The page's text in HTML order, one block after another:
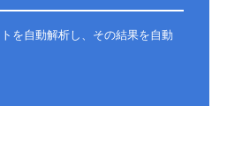
を自動解析し、その結果を自動